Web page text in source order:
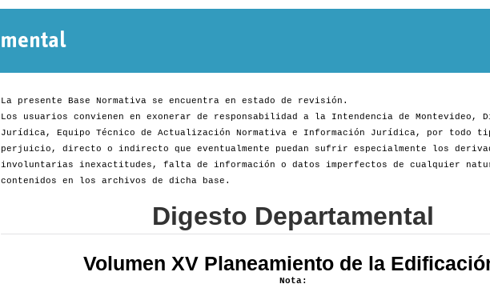
La presente Base Normativa se encuentra en estado de revisión.
Los usuarios convienen en exonerar de responsabilidad a la Intendencia de Montevideo,
Jurídica, Equipo Técnico de Actualización Normativa e Información Jurídica, por todo
perjuicio, directo o indirecto que eventualmente puedan sufrir especialmente los
involuntarias inexactitudes, falta de información o datos imperfectos de cualquier
contenidos en los archivos de dicha base.
Digesto Departamental
Volumen XV Planeamiento de la
Nota: